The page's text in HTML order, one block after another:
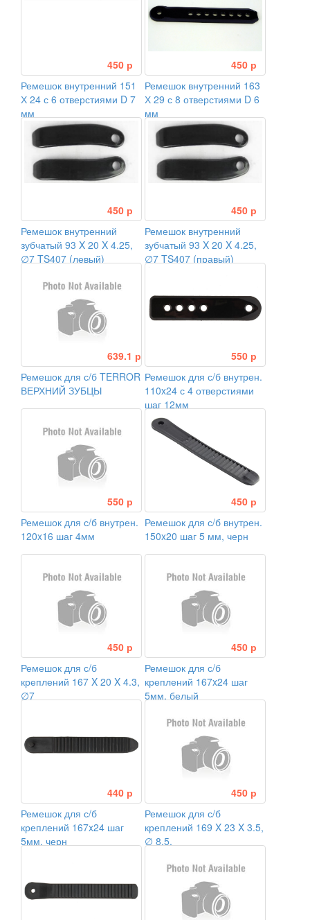
450 р
Ремешок внутренний 151
Х 24 с 6 отверстиями D 7
мм
450 р
Ремешок внутренний 163
Х 29 с 8 отверстиями D 6
мм
450 р
Ремешок внутренний
зубчатый 93 X 20 X 4.25,
∅7 TS407 (левый)
450 р
Ремешок внутренний
зубчатый 93 X 20 X 4.25,
∅7 TS407 (правый)
639.1 р
Ремешок для с/б TERROR
ВЕРХНИЙ ЗУБЦЫ
550 р
Ремешок для с/б внутрен.
110x24 с 4 отверстиями
шаг 12мм
550 р
Ремешок для с/б внутрен.
120x16 шаг 4мм
450 р
Ремешок для с/б внутрен.
150x20 шаг 5 мм, черн
450 р
Ремешок для с/б
креплений 167 X 20 X 4.3,
∅7
450 р
Ремешок для с/б
креплений 167x24 шаг
5мм. белый
440 р
Ремешок для с/б
креплений 167x24 шаг
5мм. черн
450 р
Ремешок для с/б
креплений 169 X 23 X 3.5,
∅ 8,5,